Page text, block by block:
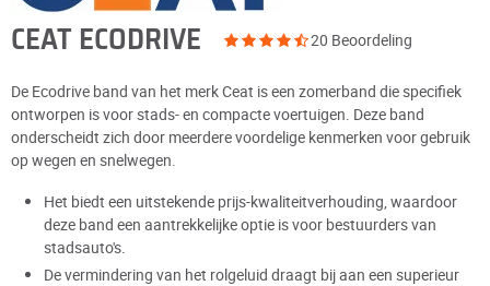
CEAT ECODRIVE 20 Beoordeling
De Ecodrive band van het merk Ceat is een zomerband die specifiek
ontworpen is voor stads- en compacte voertuigen. Deze band
onderscheidt zich door meerdere voordelige kenmerken voor gebruik
op wegen en snelwegen.
Het biedt een uitstekende prijs-kwaliteitverhouding, waardoor
deze band een aantrekkelijke optie is voor bestuurders van
stadsauto's.
De vermindering van het rolgeluid draagt bij aan een superieur